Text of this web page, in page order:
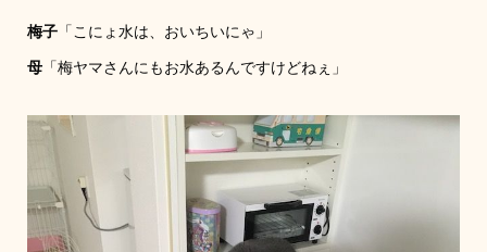
梅子「こにょ水は、おいちいにゃ」
母「梅ヤマさんにもお水あるんですけどねぇ」